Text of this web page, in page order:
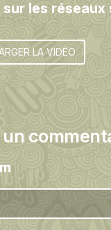
les réseaux
LA VIDÉO